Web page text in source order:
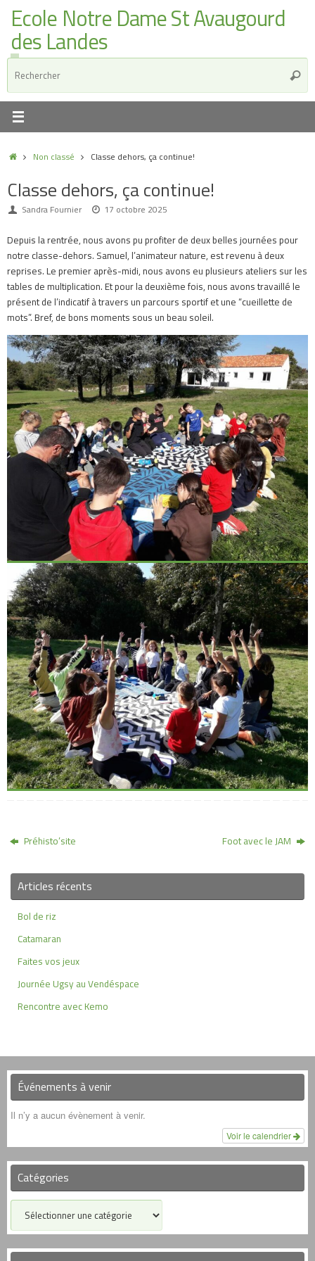
Ecole Notre Dame St Avaugourd
des Landes
Non classé Classe dehors, ça continue!
Classe dehors, ça continue!
Sandra Fournier 17 octobre 2025
Depuis la rentrée, nous avons pu profiter de deux belles journées pour
notre classe-dehors. Samuel, l’animateur nature, est revenu à deux
reprises. Le premier après-midi, nous avons eu plusieurs ateliers sur les
tables de multiplication. Et pour la deuxième fois, nous avons travaillé le
présent de l’indicatif à travers un parcours sportif et une “cueillette de
mots”. Bref, de bons moments sous un beau soleil.
Préhisto’site Foot avec le JAM
Articles récents
Bol de riz
Catamaran
Faites vos jeux
Journée Ugsy au Vendéspace
Rencontre avec Kemo
Événements à venir
Il n’y a aucun évènement à venir.
Voir le calendrier
Catégories